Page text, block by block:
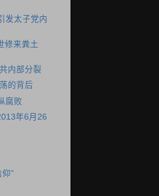
发太子党内
修来粪土
内部分裂
的背后
腐败
年6月26
”